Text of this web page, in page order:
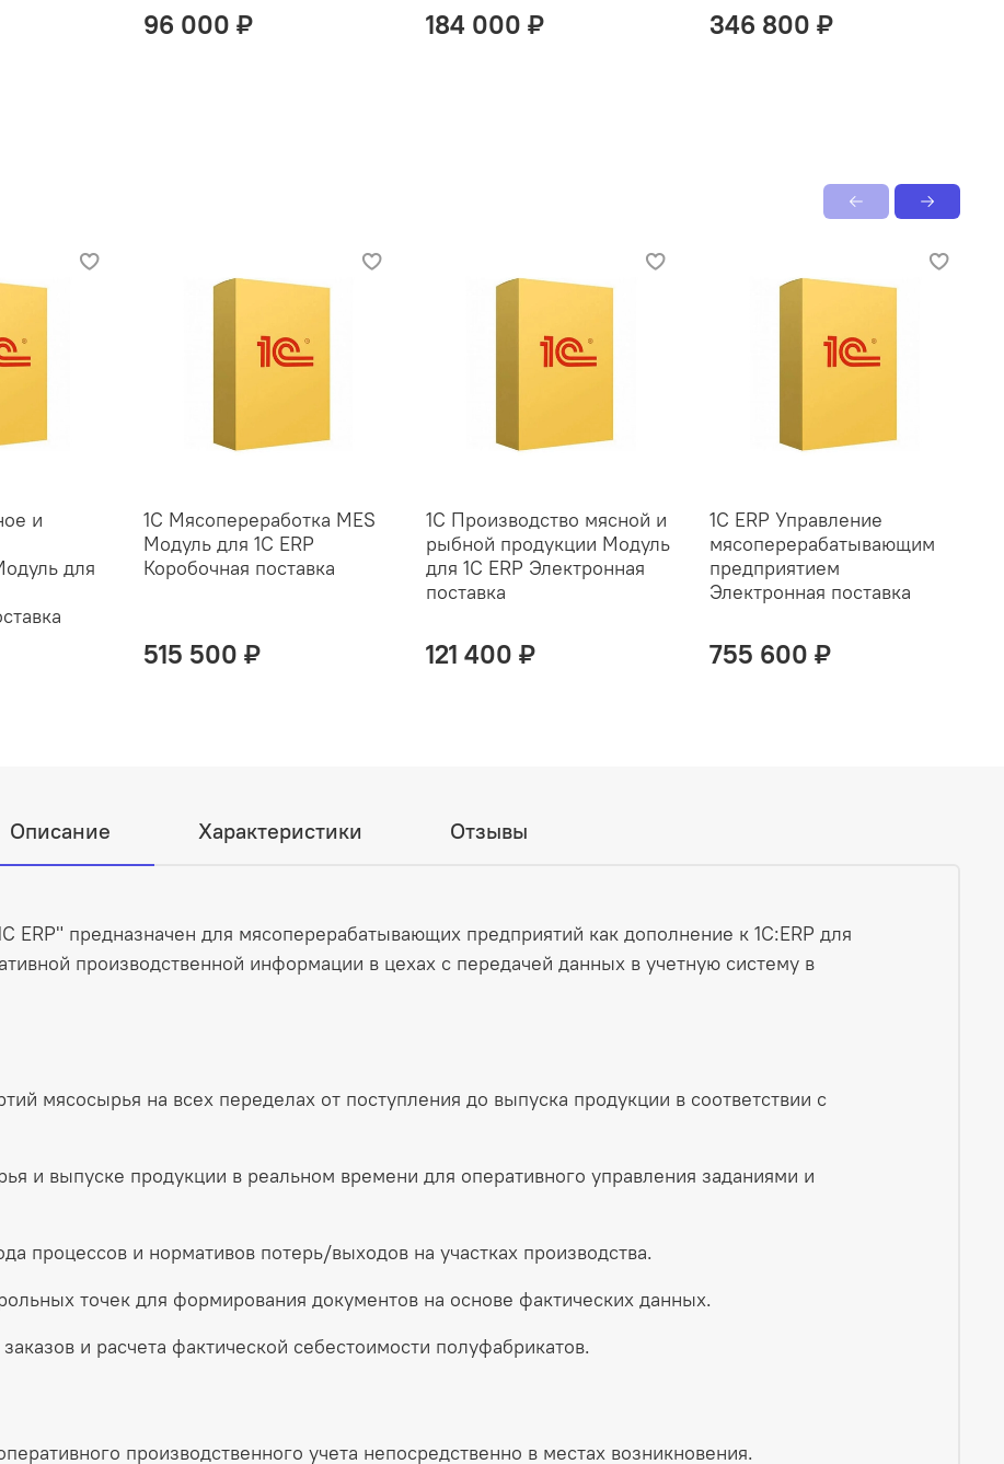
96 000 ₽ 184 000 ₽ 346 800 ₽
и
для
1С Мясопереработка MES
Модуль для 1С ERP
Коробочная поставка
515 500 ₽
1С Производство мясной и
рыбной продукции Модуль
для 1С ERP Электронная
поставка
121 400 ₽
1С ERP Управление
мясоперерабатывающим
предприятием
Электронная поставка
755 600 ₽
Описание Характеристики Отзывы
ERP" предназначен для мясоперерабатывающих предприятий как дополнение к 1С:ERP для
производственной информации в цехах с передачей данных в учетную систему в
мясосырья на всех переделах от поступления до выпуска продукции в соответствии с
и выпуске продукции в реальном времени для оперативного управления заданиями и
процессов и нормативов потерь/выходов на участках производства.​
точек для формирования документов на основе фактических данных.​
и расчета фактической себестоимости полуфабрикатов.​
производственного учета непосредственно в местах возникновения.​